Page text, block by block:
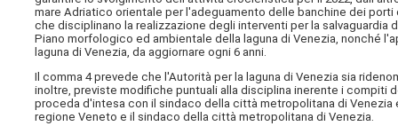
mare Adriatico orientale per l'adeguamento delle banchine dei
che disciplinano la realizzazione degli interventi per la
Piano morfologico ed ambientale della laguna di Venezia, nonché
laguna di Venezia, da aggiornare ogni 6 anni.
Il comma 4 prevede che l'Autorità per la laguna di Venezia sia
inoltre, previste modifiche puntuali alla disciplina inerente i compiti
proceda d'intesa con il sindaco della città metropolitana di
regione Veneto e il sindaco della città metropolitana di Venezia.